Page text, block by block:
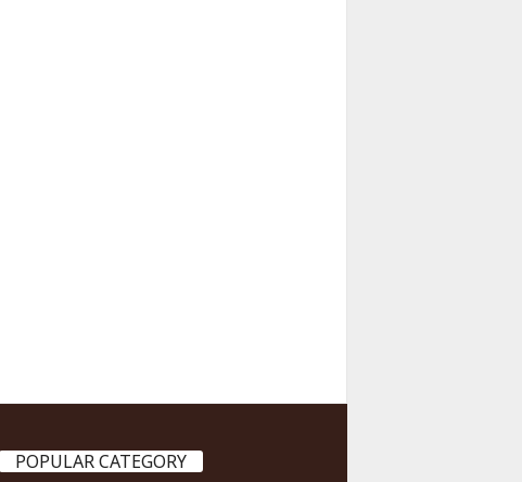
POPULAR CATEGORY